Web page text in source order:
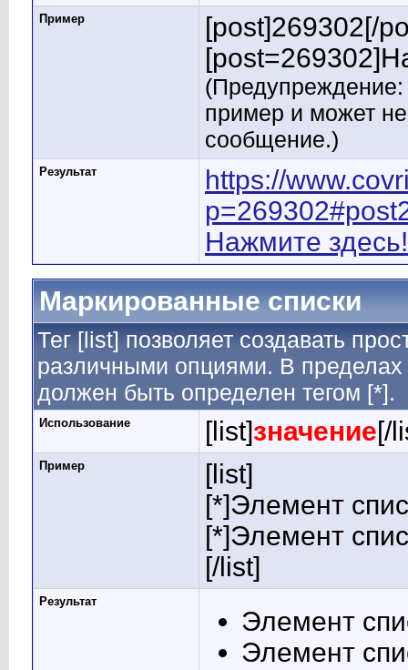
Пример
[post]269302[/
пример и может
сообщение.)
Результат
https://
Нажмите здесь!
Маркированные списки
Тег [list] позволяет создавать
различными опциями. В пределах
должен быть определен тегом [*].
Использование [list]значение[/
Пример
[list]
[*]Элемент
[*]Элемент
[/list]
Результат
Элемент
Элемент